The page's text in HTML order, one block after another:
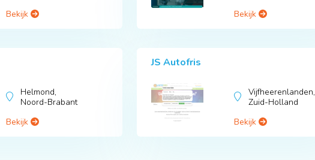
Bekijk
Bekijk
Helmond,
Noord-Brabant
Bekijk
JS Autofris
Vijfheerenlanden,
Zuid-Holland
Bekijk